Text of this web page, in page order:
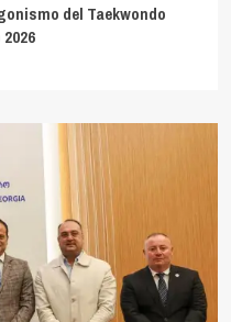
del Taekwondo